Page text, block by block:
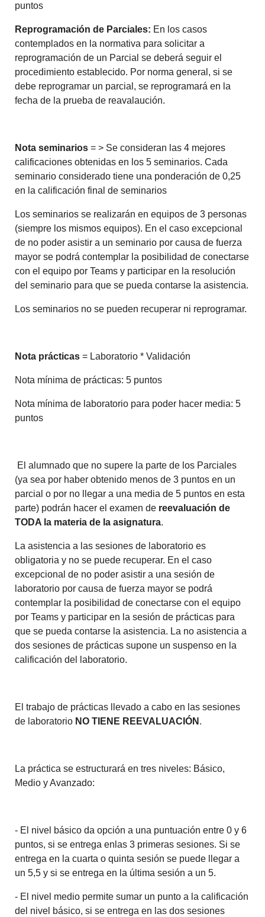
puntos
Reprogramación de Parciales: En los casos
contemplados en la normativa para solicitar a
reprogramación de un Parcial se deberá seguir el
procedimiento establecido. Por norma general, si se
debe reprogramar un parcial, se reprogramará en la
fecha de la prueba de reavalaución.
Nota seminarios = > Se consideran las 4 mejores
calificaciones obtenidas en los 5 seminarios. Cada
seminario considerado tiene una ponderación de 0,25
en la calificación final de seminarios
Los seminarios se realizarán en equipos de 3 personas
(siempre los mismos equipos). En el caso excepcional
de no poder asistir a un seminario por causa de fuerza
mayor se podrá contemplar la posibilidad de conectarse
con el equipo por Teams y participar en la resolución
del seminario para que se pueda contarse la asistencia.
Los seminarios no se pueden recuperar ni reprogramar.
Nota prácticas = Laboratorio * Validación
Nota mínima de prácticas: 5 puntos
Nota mínima de laboratorio para poder hacer media: 5
puntos
El alumnado que no supere la parte de los Parciales
(ya sea por haber obtenido menos de 3 puntos en un
parcial o por no llegar a una media de 5 puntos en esta
parte) podrán hacer el examen de reevaluación de
TODA la materia de la asignatura.
La asistencia a las sesiones de laboratorio es
obligatoria y no se puede recuperar. En el caso
excepcional de no poder asistir a una sesión de
laboratorio por causa de fuerza mayor se podrá
contemplar la posibilidad de conectarse con el equipo
por Teams y participar en la sesión de prácticas para
que se pueda contarse la asistencia. La no asistencia a
dos sesiones de prácticas supone un suspenso en la
calificación del laboratorio.
El trabajo de prácticas llevado a cabo en las sesiones
de laboratorio NO TIENE REEVALUACIÓN .
La práctica se estructurará en tres niveles: Básico,
Medio y Avanzado:
- El nivel básico da opción a una puntuación entre 0 y 6
puntos, si se entrega enlas 3 primeras sesiones. Si se
entrega en la cuarta o quinta sesión se puede llegar a
un 5,5 y si se entrega en la última sesión a un 5.
- El nivel medio permite sumar un punto a la calificación
del nivel básico, si se entrega en las dos sesiones